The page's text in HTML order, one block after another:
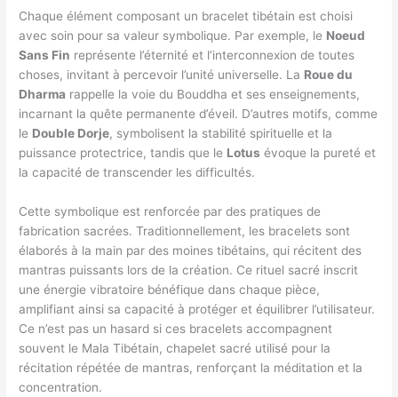
Chaque élément composant un bracelet tibétain est choisi
avec soin pour sa valeur symbolique. Par exemple, le Noeud
Sans Fin représente l’éternité et l’interconnexion de toutes
choses, invitant à percevoir l’unité universelle. La Roue du
Dharma rappelle la voie du Bouddha et ses enseignements,
incarnant la quête permanente d’éveil. D’autres motifs, comme
le Double Dorje, symbolisent la stabilité spirituelle et la
puissance protectrice, tandis que le Lotus évoque la pureté et
la capacité de transcender les difficultés.
Cette symbolique est renforcée par des pratiques de
fabrication sacrées. Traditionnellement, les bracelets sont
élaborés à la main par des moines tibétains, qui récitent des
mantras puissants lors de la création. Ce rituel sacré inscrit
une énergie vibratoire bénéfique dans chaque pièce,
amplifiant ainsi sa capacité à protéger et équilibrer l’utilisateur.
Ce n’est pas un hasard si ces bracelets accompagnent
souvent le Mala Tibétain, chapelet sacré utilisé pour la
récitation répétée de mantras, renforçant la méditation et la
concentration.